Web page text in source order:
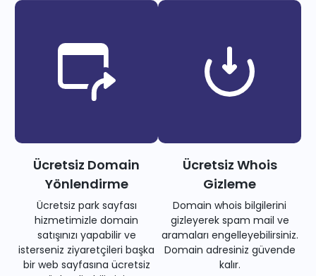
Ücretsiz Domain
Yönlendirme
Ücretsiz park sayfası
hizmetimizle domain
satışınızı yapabilir ve
isterseniz ziyaretçileri başka
bir web sayfasına ücretsiz
Ücretsiz Whois
Gizleme
Domain whois bilgilerini
gizleyerek spam mail ve
aramaları engelleyebilirsiniz.
Domain adresiniz güvende
kalır.